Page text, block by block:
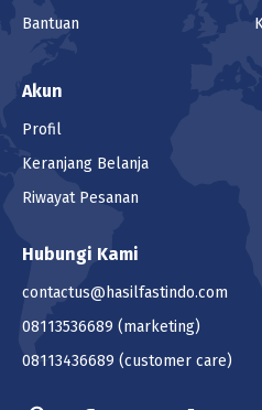
Bantuan
Akun
Profil
Keranjang Belanja
Riwayat Pesanan
Hubungi Kami
contactus@hasilfastindo.com
08113536689 (marketing)
08113436689 (customer care)